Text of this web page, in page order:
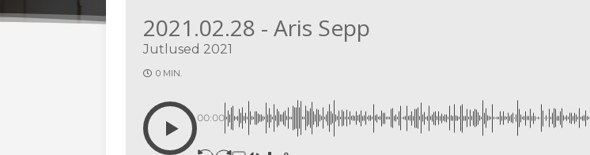
2021.02.28 - Aris Sepp
Jutlused 2021
0 MIN.
00:00